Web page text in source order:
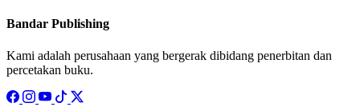
Bandar Publishing
Kami adalah perusahaan yang bergerak dibidang penerbitan dan
percetakan buku.